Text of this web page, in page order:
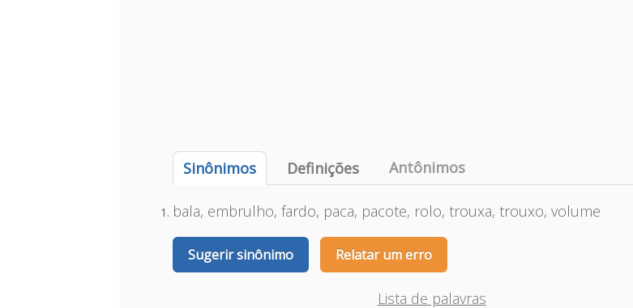
Sinônimos Definições Antônimos
bala, embrulho, fardo, paca, pacote, rolo, trouxa, trouxo, volume
Sugerir sinônimo Relatar um erro
Lista de palavras